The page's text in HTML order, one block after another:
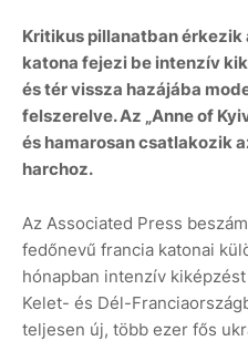
Kritikus pillanatban
katona fejezi be intenzív
és tér vissza hazájába
felszerelve. Az „Anne of
és hamarosan csatlakozik
harchoz.
Az Associated Press
fedőnevű francia katonai
hónapban intenzív
Kelet- és Dél-
teljesen új, több ezer fős